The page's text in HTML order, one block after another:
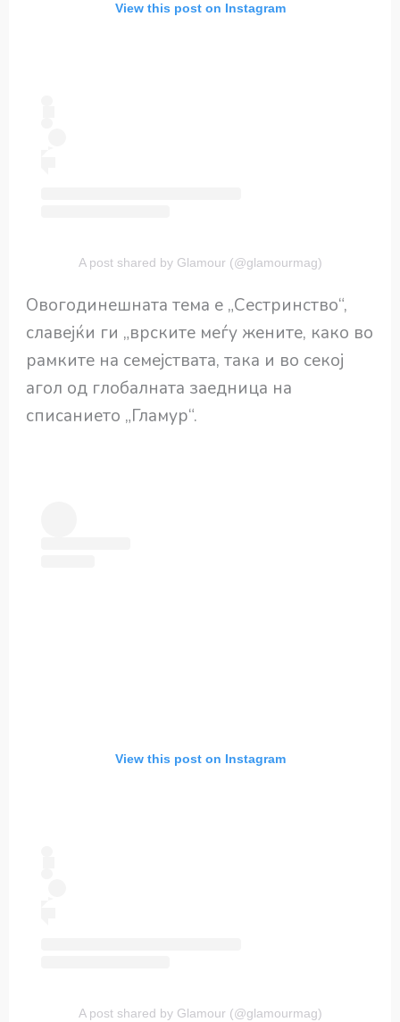
View this post on Instagram
A post shared by Glamour (@glamourmag)
Овогодинешната тема е „Сестринство“,
славејќи ги „врските меѓу жените, како во
рамките на семејствата, така и во секој
агол од глобалната заедница на
списанието „Гламур“.
View this post on Instagram
A post shared by Glamour (@glamourmag)